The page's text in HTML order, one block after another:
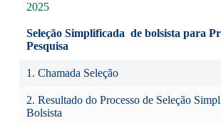
2025
Seleção Simplificada de bolsista para
Pesquisa
1. Chamada Seleção
2. Resultado do Processo de Seleção
Bolsista